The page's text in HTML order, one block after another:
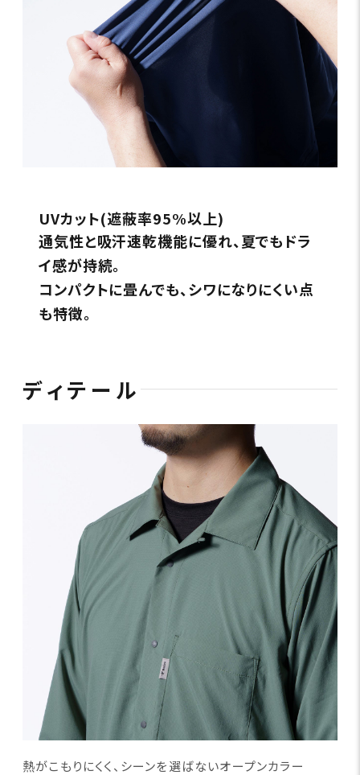
UVカット(遮蔽率95%以上)
通気性と吸汗速乾機能に優れ、夏でもドラ
イ感が持続。
コンパクトに畳んでも、シワになりにくい点
も特徴。
ディテール
熱がこもりにくく、シーンを選ばないオープンカラー